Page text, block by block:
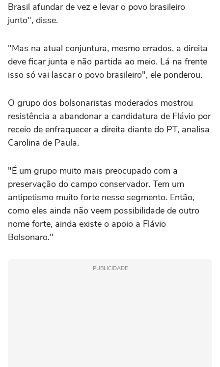
Brasil afundar de vez e levar o povo brasileiro
junto", disse.
"Mas na atual conjuntura, mesmo errados, a direita
deve ficar junta e não partida ao meio. Lá na frente
isso só vai lascar o povo brasileiro", ele ponderou.
O grupo dos bolsonaristas moderados mostrou
resistência a abandonar a candidatura de Flávio por
receio de enfraquecer a direita diante do PT, analisa
Carolina de Paula.
"É um grupo muito mais preocupado com a
preservação do campo conservador. Tem um
antipetismo muito forte nesse segmento. Então,
como eles ainda não veem possibilidade de outro
nome forte, ainda existe o apoio a Flávio
Bolsonaro."
PUBLICIDADE